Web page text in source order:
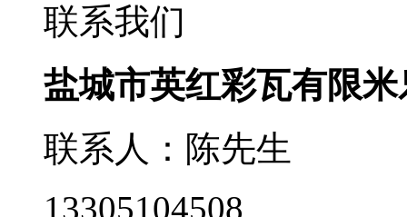
联系我们
盐城市英红彩瓦有限
联系人：陈先生
13305104508